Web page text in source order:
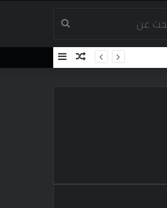
بحث
عن
إضافةمقال